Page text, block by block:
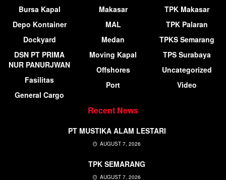
Bursa Kapal
Depo Kontainer
Dockyard
DSN PT PRIMA
NUR PANURJWAN
Fasilitas
General Cargo
Makasar
MAL
Medan
Moving Kapal
Offshores
Port
TPK Makasar
TPK Palaran
TPKS Semarang
TPS Surabaya
Uncategorized
Video
Recent News
PT MUSTIKA ALAM LESTARI
AUGUST 7, 2026
TPK SEMARANG
AUGUST 7, 2026